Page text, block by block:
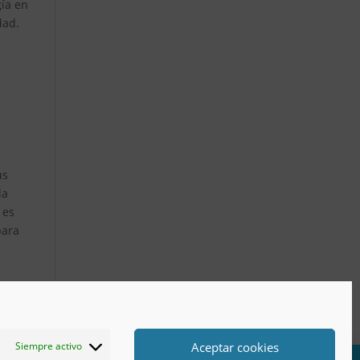
Siempre activo Aceptar cookies
en